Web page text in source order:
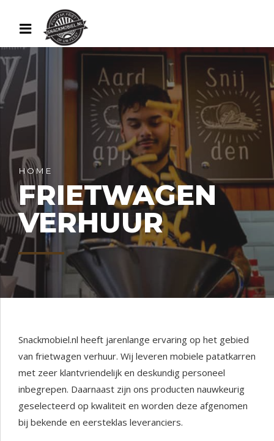
HOME
FRIETWAGEN
VERHUUR
Snackmobiel.nl heeft jarenlange ervaring op het gebied
van frietwagen verhuur. Wij leveren mobiele patatkarren
met zeer klantvriendelijk en deskundig personeel
inbegrepen. Daarnaast zijn ons producten nauwkeurig
geselecteerd op kwaliteit en worden deze afgenomen
bij bekende en eersteklas leveranciers.